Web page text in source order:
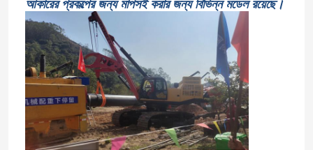
আকারের প্রকল্পের জন্য মাপসই করার জন্য বিভিন্ন মডেল রয়েছে।